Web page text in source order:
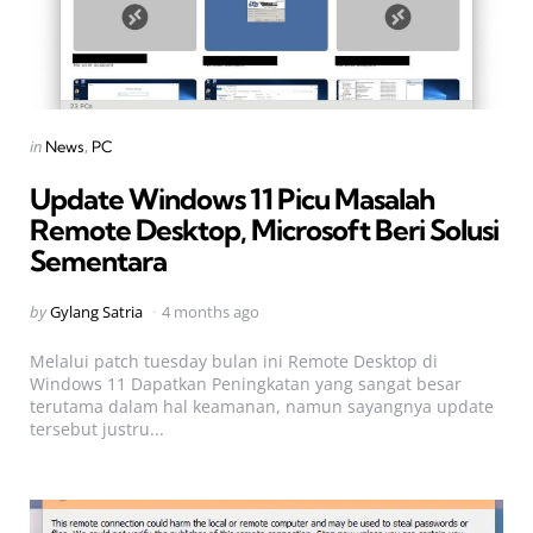
Categories
Posted
in News PC
Update Windows 11 Picu Masalah
Remote Desktop, Microsoft Beri Solusi
Sementara
Posted
byGylang Satria 4 months ago
Melalui patch tuesday bulan ini Remote Desktop di
Windows 11 Dapatkan Peningkatan yang sangat besar
terutama dalam hal keamanan, namun sayangnya update
tersebut justru...